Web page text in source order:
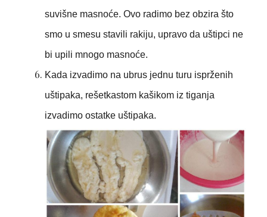
suvišne masnoće. Ovo radimo bez obzira što
smo u smesu stavili rakiju, upravo da uštipci ne
bi upili mnogo masnoće.
Kada izvadimo na ubrus jednu turu isprženih
uštipaka, rešetkastom kašikom iz tiganja
izvadimo ostatke uštipaka.